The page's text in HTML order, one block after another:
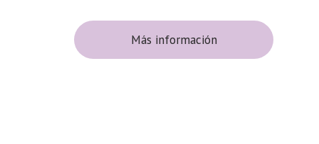
Más información